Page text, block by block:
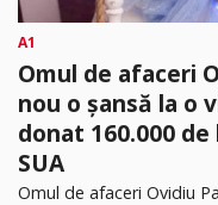
A1
Omul de afaceri
nou o șansă la o
donat 160.000
SUA
Omul de afaceri Ovidiu